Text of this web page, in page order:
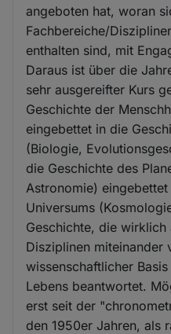
angeboten hat, woran
Fachbereiche/
enthalten sind, mit
Daraus ist über die
sehr ausgereifter Kurs
Geschichte der
eingebettet in die
(Biologie,
die Geschichte des
Astronomie)
Universums
Geschichte, die
Disziplinen miteinander
wissenschaftlicher
Lebens beantwortet.
erst seit der
den 1950er Jahren, als